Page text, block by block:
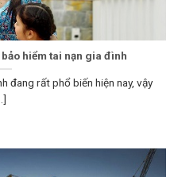
hiểm tai nạn gia đình
đang rất phổ biến hiện nay, vậy